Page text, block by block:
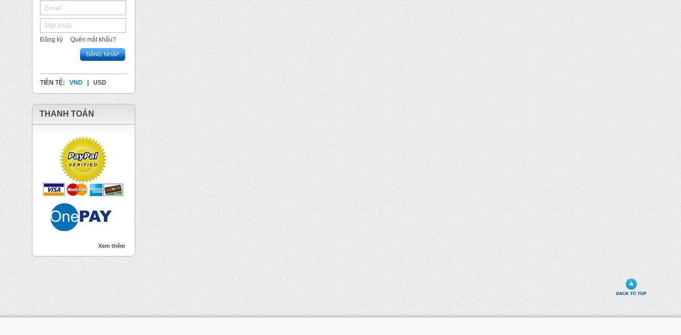
Đăng ký Quên mật khẩu?
ĐĂNG NHẬP
TIỀN TỆ: VND USD
THANH TOÁN
Xem thêm